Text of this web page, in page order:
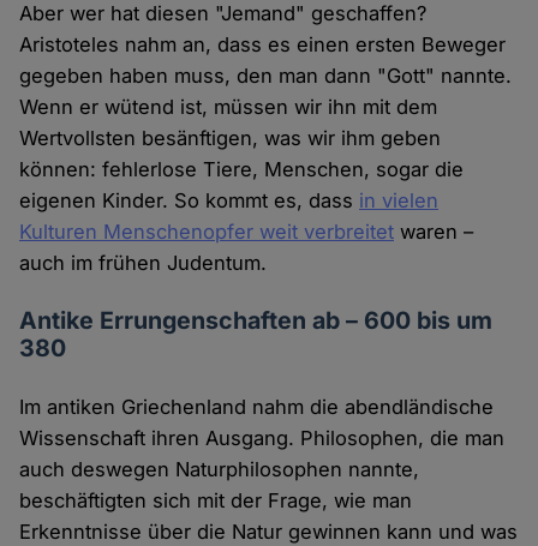
Aber wer hat diesen "Jemand" geschaffen?
Aristoteles nahm an, dass es einen ersten Beweger
gegeben haben muss, den man dann "Gott" nannte.
Wenn er wütend ist, müssen wir ihn mit dem
Wertvollsten besänftigen, was wir ihm geben
können: fehlerlose Tiere, Menschen, sogar die
eigenen Kinder. So kommt es, dass in vielen
Kulturen Menschenopfer weit verbreitet waren –
auch im frühen Judentum.
Antike Errungenschaften ab – 600 bis um
380
Im antiken Griechenland nahm die abendländische
Wissenschaft ihren Ausgang. Philosophen, die man
auch deswegen Naturphilosophen nannte,
beschäftigten sich mit der Frage, wie man
Erkenntnisse über die Natur gewinnen kann und was